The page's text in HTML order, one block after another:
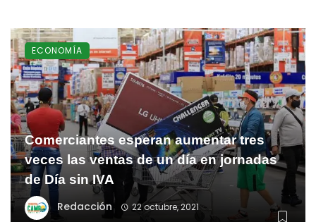
Comerciantes esperan aumentar tres
veces las ventas de un día en jornadas
de Día sin IVA
Redacción 22 octubre, 2021
ECONOMÍA